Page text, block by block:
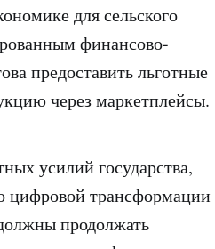
для сельского
финансово-
предоставить льготные
через маркетплейсы.
усилий государства,
цифровой трансформации
продолжать